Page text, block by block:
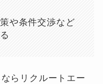
や条件交渉など
らリクルートエー